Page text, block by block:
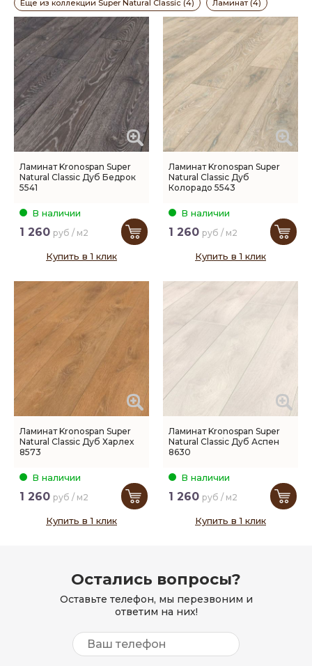
Еще из коллекции Super Natural Classic (4) Ламинат (4)
Ламинат Kronospan Super
Natural Classic Дуб Бедрок
5541
В наличии
1 260 руб / м2
Купить в 1 клик
Ламинат Kronospan Super
Natural Classic Дуб
Колорадо 5543
В наличии
1 260 руб / м2
Купить в 1 клик
Ламинат Kronospan Super
Natural Classic Дуб Харлех
8573
В наличии
1 260 руб / м2
Купить в 1 клик
Ламинат Kronospan Super
Natural Classic Дуб Аспен
8630
В наличии
1 260 руб / м2
Купить в 1 клик
Остались вопросы?
Оставьте телефон, мы перезвоним и
ответим на них!